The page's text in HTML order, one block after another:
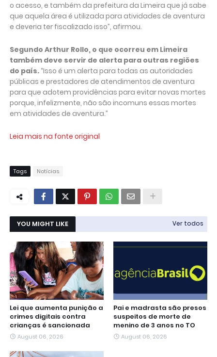
o acesso, e também da prefeitura da Limeira que já sabe
que aquela área é utilizada para atividades de aventura
e deveria ter fiscalizado isso”, afirmou.
Segundo Arthur Rollo, o que ocorreu em Limeira
também deve servir de alerta para outras regiões
do país. “Isso é um alerta para todas as autoridades
públicas e prestadores de atendimentos de aventura
para que adotem providências para evitar novas mortes
porque, infelizmente, não são incomuns essas mortes
em atividades de aventura.”
Leia mais na fonte original
Tags Notícias
YOU MIGHT LIKE Ver todos
Lei que aumenta punição a
crimes digitais contra
crianças é sancionada
August 06, 2026
Pai e madrasta são presos
suspeitos de morte de
menino de 3 anos no TO
August 06, 2026